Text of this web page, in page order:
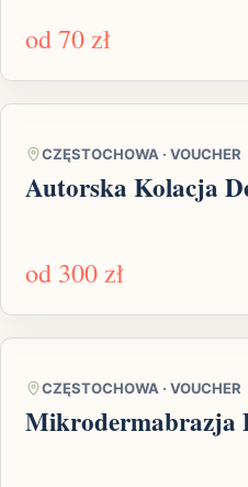
od70 zł
CZĘSTOCHOWA · VOUCHER
Autorska Kolacja
od 300 zł
CZĘSTOCHOWA · VOUCHER
Mikrodermabrazja